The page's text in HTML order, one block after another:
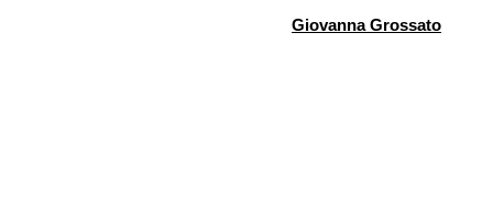
Giovanna Grossato